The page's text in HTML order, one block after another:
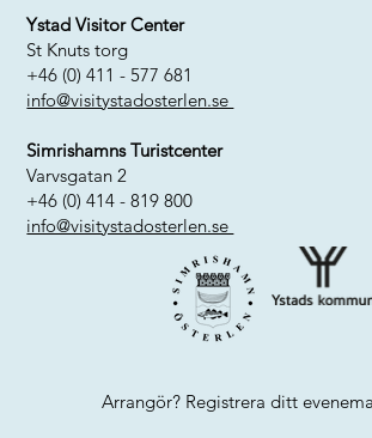
Ystad Visitor Center
St Knuts torg
+46 (0) 411 - 577 681
info@visitystadosterlen.se
Simrishamns Turistcenter
Varvsgatan 2
+46 (0) 414 - 819 800
info@visitystadosterlen.se
Arrangör? Registrera ditt